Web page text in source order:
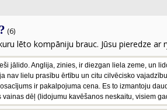
(6)
lēto kompāniju brauc. Jūsu pieredze ar
jālido. Anglija, zinies, ir diezgan liela zeme, un
nav lielu prasību ērtību un citu cilvēcisko
ir pakalpojuma cena. Es to izmantoju
dēļ (lidojumu kavēšanos neskaitu, visiem